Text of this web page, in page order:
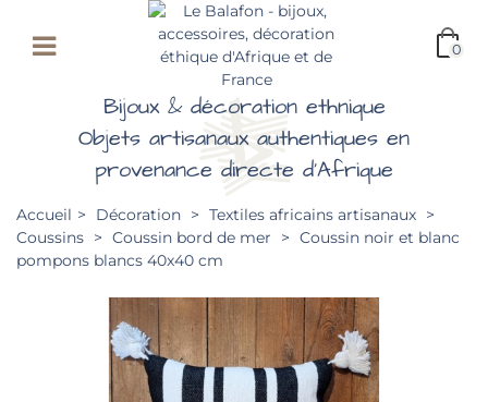
0
Bijoux & décoration ethnique
Objets artisanaux authentiques en
provenance directe d'Afrique
Accueil > Décoration > Textiles africains artisanaux >
Coussins > Coussin bord de mer > Coussin noir et blanc
pompons blancs 40x40 cm